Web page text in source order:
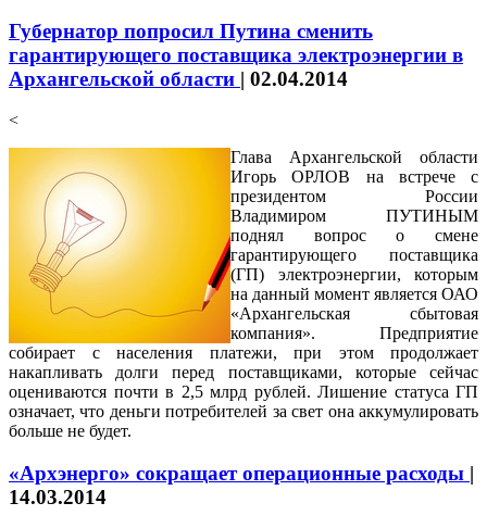
Губернатор попросил Путина сменить
гарантирующего поставщика электроэнергии в
Архангельской области | 02.04.2014
<
Глава Архангельской области
Игорь ОРЛОВ на встрече с
президентом России
Владимиром ПУТИНЫМ
поднял вопрос о смене
гарантирующего поставщика
(ГП) электроэнергии, которым
на данный момент является ОАО
«Архангельская сбытовая
компания». Предприятие
собирает с населения платежи, при этом продолжает
накапливать долги перед поставщиками, которые сейчас
оцениваются почти в 2,5 млрд рублей. Лишение статуса ГП
означает, что деньги потребителей за свет она аккумулировать
больше не будет.
«Архэнерго» сокращает операционные расходы |
14.03.2014